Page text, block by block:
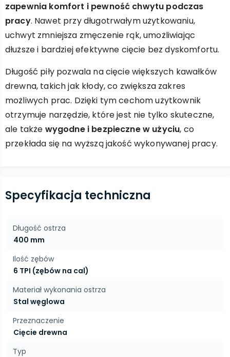
zapewnia komfort i pewność chwytu podczas
pracy. Nawet przy długotrwałym użytkowaniu,
uchwyt zmniejsza zmęczenie rąk, umożliwiając
dłuższe i bardziej efektywne cięcie bez dyskomfortu.
Długość piły pozwala na cięcie większych kawałków
drewna, takich jak kłody, co zwiększa zakres
możliwych prac. Dzięki tym cechom użytkownik
otrzymuje narzędzie, które jest nie tylko skuteczne,
ale także wygodne i bezpieczne w użyciu, co
przekłada się na wyższą jakość wykonywanej pracy.
Specyfikacja techniczna
Długość ostrza
400 mm
Ilość zębów
6 TPI (zębów na cal)
Materiał wykonania ostrza
Stal węglowa
Przeznaczenie
Cięcie drewna
Typ